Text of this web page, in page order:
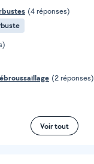
(4 réponses)
(2 réponses)
Voir tout